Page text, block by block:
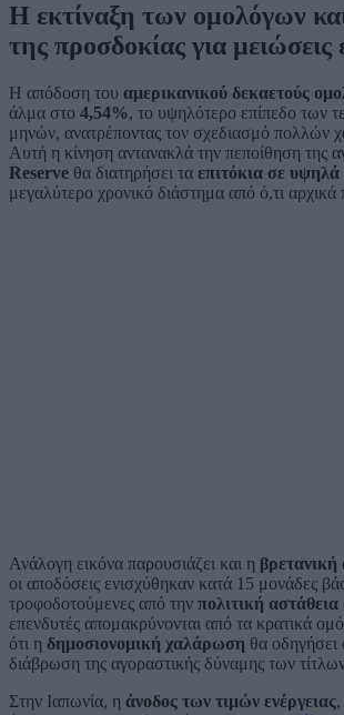
Η εκτίναξη των ομολόγων
της προσδοκίας για μειώσεις
Η απόδοση του αμερικανικού δεκαετούς
άλμα στο 4,54%, το υψηλότερο επίπεδο των
μηνών, ανατρέποντας τον σχεδιασμό πολλών
Αυτή η κίνηση αντανακλά την πεποίθηση της
Reserve θα διατηρήσει τα επιτόκια σε υψηλά
μεγαλύτερο χρονικό διάστημα από ό,τι αρχικά
Ανάλογη εικόνα παρουσιάζει και η βρετανική
οι αποδόσεις ενισχύθηκαν κατά 15 μονάδες
τροφοδοτούμενες από την πολιτική αστάθεια
επενδυτές απομακρύνονται από τα κρατικά
ότι η δημοσιονομική χαλάρωση θα οδηγήσει
διάβρωση της αγοραστικής δύναμης των
Στην Ιαπωνία, η άνοδος των τιμών ενέργειας